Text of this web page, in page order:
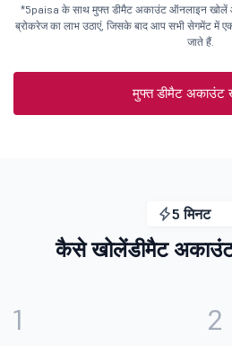
*5paisa के साथ मुफ्त डीमैट अकाउंट ऑनलाइन खोलें
ब्रोकरेज का लाभ उठाएं, जिसके बाद आप सभी सेगमेंट में
जाते हैं.
मुफ्त डीमैट अकाउंट
5 मिनट
कैसे खोलेंडीमैट
1 2